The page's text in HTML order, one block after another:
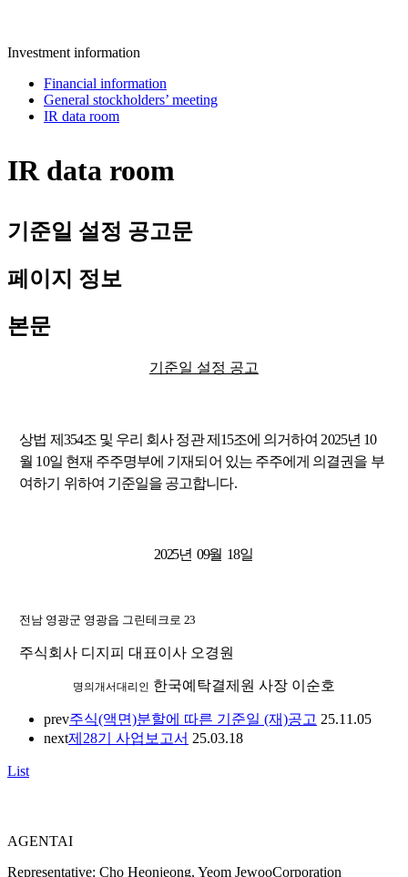
Investment information
Financial information
General stockholders’ meeting
IR data room
IR data room
기준일 설정 공고문
페이지 정보
본문
기준일 설정 공고
상법 제 354조 및 우리 회사 정관 제 15조에 의거하여 2025년 10
월 10일 현재 주주명부에 기재되어 있는 주주에게 의결권을 부
여하기 위하여 기준일을 공고합니다.
2025년 09월 18일
전남 영광군 영광읍 그린테크로23
주식회사 디지피 대표이사 오경원
명의개서대리인 한국예탁결제원 사장 이순호
prev주식(액면)분할에 따른 기준일 (재)공고 25.11.05
next제28기 사업보고서 25.03.18
List
AGENTAI
Representative: Cho Heonjeong, Yeom JewooCorporation